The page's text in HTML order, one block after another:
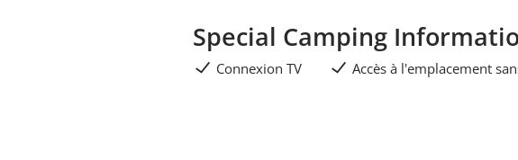
Special Camping
Connexion TV Accès à l'emplacement